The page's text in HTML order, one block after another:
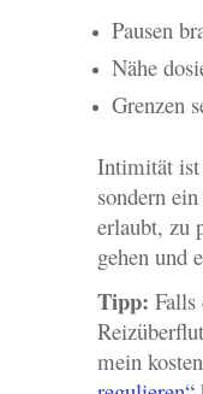
Pausen
Nähe
Grenzen
Intimität ist
sondern ein
erlaubt, zu
gehen und
Tipp:
mein